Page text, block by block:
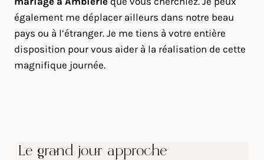
également me déplacer ailleurs dans notre beau
pays ou à l’étranger. Je me tiens à votre entière
disposition pour vous aider à la réalisation de cette
magnifique journée.
Le grand jour approche